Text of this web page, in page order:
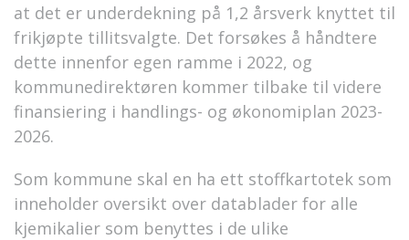
at det er underdekning på 1,2 årsverk knyttet til
frikjøpte tillitsvalgte. Det forsøkes å håndtere
dette innenfor egen ramme i 2022, og
kommunedirektøren kommer tilbake til videre
finansiering i handlings- og økonomiplan 2023-
2026.
Som kommune skal en ha ett stoffkartotek som
inneholder oversikt over datablader for alle
kjemikalier som benyttes i de ulike